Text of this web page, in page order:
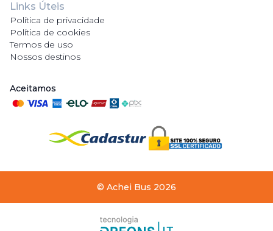
Links Úteis
Política de privacidade
Política de cookies
Termos de uso
Nossos destinos
Aceitamos
© Achei Bus 2026